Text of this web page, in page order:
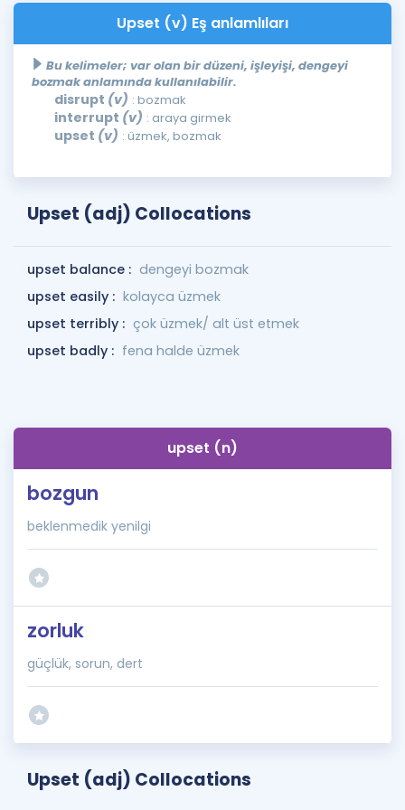
Upset (v) Eş anlamlıları
Bu kelimeler; var olan bir düzeni, işleyişi, dengeyi
bozmak anlamında kullanılabilir.
disrupt (v) : bozmak
interrupt (v) : araya girmek
upset (v) : üzmek, bozmak
Upset (adj) Collocations
upset balance : dengeyi bozmak
upset easily : kolayca üzmek
upset terribly : çok üzmek/ alt üst etmek
upset badly : fena halde üzmek
upset (n)
bozgun
beklenmedik yenilgi
zorluk
güçlük, sorun, dert
Upset (adj) Collocations